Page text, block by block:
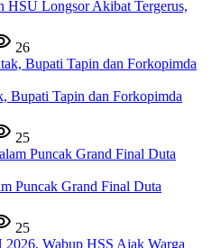
HSU Longsor Akibat Tergerus,
26
Bupati Tapin dan Forkopimda
25
Puncak Grand Final Duta
25